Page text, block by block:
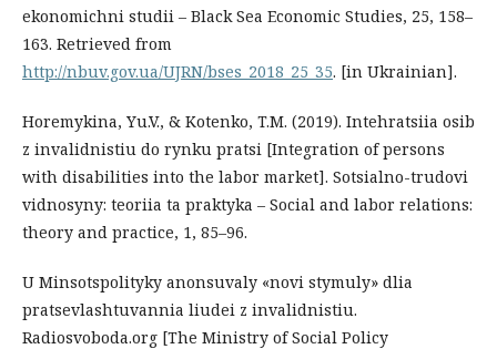
ekonomichni studii – Black Sea Economic Studies, 25, 158–
163. Retrieved from
http://nbuv.gov.ua/UJRN/bses_2018_25_35. [in Ukrainian].
Horemykina, Yu.V., & Kotenko, T.M. (2019). Intehratsiia osib
z invalidnistiu do rynku pratsi [Integration of persons
with disabilities into the labor market]. Sotsialno-trudovi
vidnosyny: teoriia ta praktyka – Social and labor relations:
theory and practice, 1, 85–96.
U Minsotspolityky anonsuvaly «novi stymuly» dlia
pratsevlashtuvannia liudei z invalidnistiu.
Radiosvoboda.org [The Ministry of Social Policy